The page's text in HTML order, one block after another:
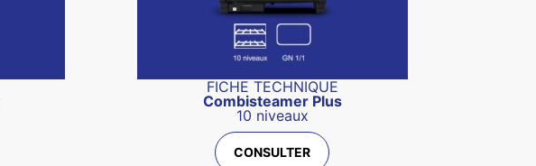
FICHE TECHNIQUE
Combisteamer Plus
10 niveaux
CONSULTER